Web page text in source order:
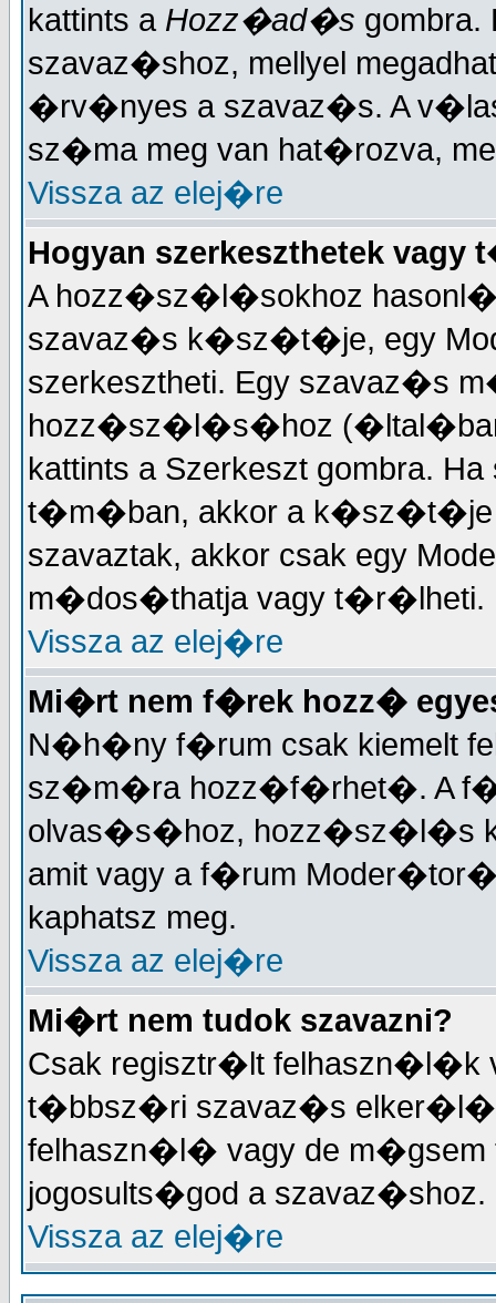
kattints a Hozz�ad�s
szavaz�shoz, mellyel
�rv�nyes a szavaz�s. A
sz�ma meg van hat�rozva,
Vissza az elej�re
Hogyan szerkeszthetek
A hozz�sz�l�sokhoz
szavaz�s k�sz�t�je, egy
szerkesztheti. Egy szavaz�s
hozz�sz�l�s�hoz
kattints a Szerkeszt gombra.
t�m�ban, akkor a
szavaztak, akkor csak egy
m�dos�thatja vagy t�r�lheti.
Vissza az elej�re
Mi�rt nem f�rek hozz�
N�h�ny f�rum csak kiemelt
sz�m�ra hozz�f�rhet�. A
olvas�s�hoz, hozz�sz�l�s
amit vagy a f�rum
kaphatsz meg.
Vissza az elej�re
Mi�rt nem tudok szavazni?
Csak regisztr�lt felhaszn�l�k
t�bbsz�ri szavaz�s
felhaszn�l� vagy de m�gsem
jogosults�god a szavaz�shoz.
Vissza az elej�re